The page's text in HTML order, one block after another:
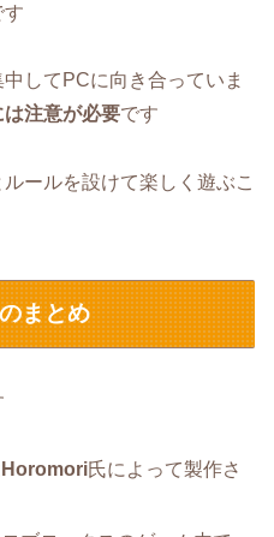
す
してPCに向き合っていま
注意が必要です
ールを設けて楽しく遊ぶこ
まとめ
Horomori氏によって製作さ